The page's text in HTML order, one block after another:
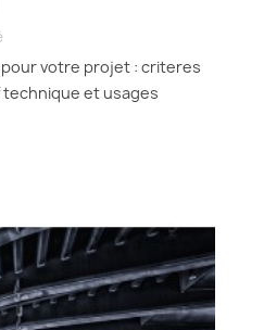
pour votre projet : criteres
et usages